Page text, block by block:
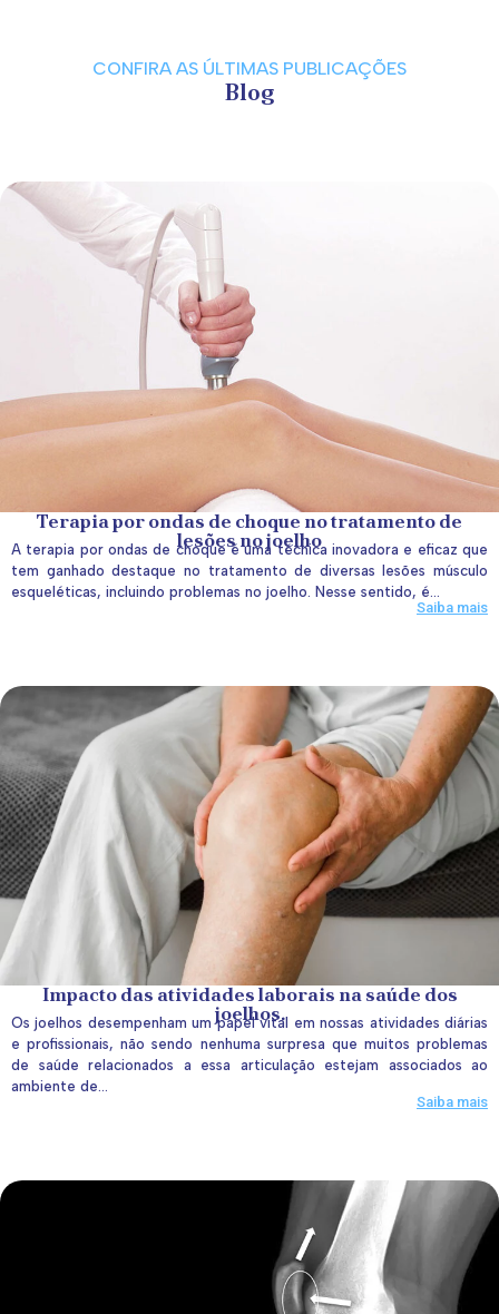
CONFIRA AS ÚLTIMAS PUBLICAÇÕES
Blog
Terapia por ondas de choque no tratamento de
lesões no joelho
A terapia por ondas de choque é uma técnica inovadora e eficaz que
tem ganhado destaque no tratamento de diversas lesões músculo
esqueléticas, incluindo problemas no joelho. Nesse sentido, é...
Saiba mais
Impacto das atividades laborais na saúde dos
joelhos.
Os joelhos desempenham um papel vital em nossas atividades diárias
e profissionais, não sendo nenhuma surpresa que muitos problemas
de saúde relacionados a essa articulação estejam associados ao
ambiente de...
Saiba mais